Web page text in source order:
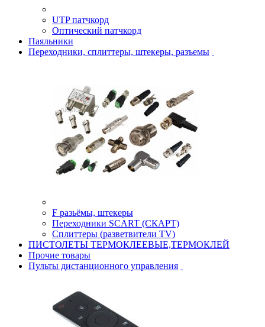
UTP патчкорд
Оптический патчкорд
Паяльники
Переходники, сплиттеры, штекеры, разъемы
F разьёмы, штекеры
Переходники SCART (СКАРТ)
Сплиттеры (разветвители TV)
ПИСТОЛЕТЫ ТЕРМОКЛЕЕВЫЕ,ТЕРМОКЛЕЙ
Прочие товары
Пульты дистанционного управления